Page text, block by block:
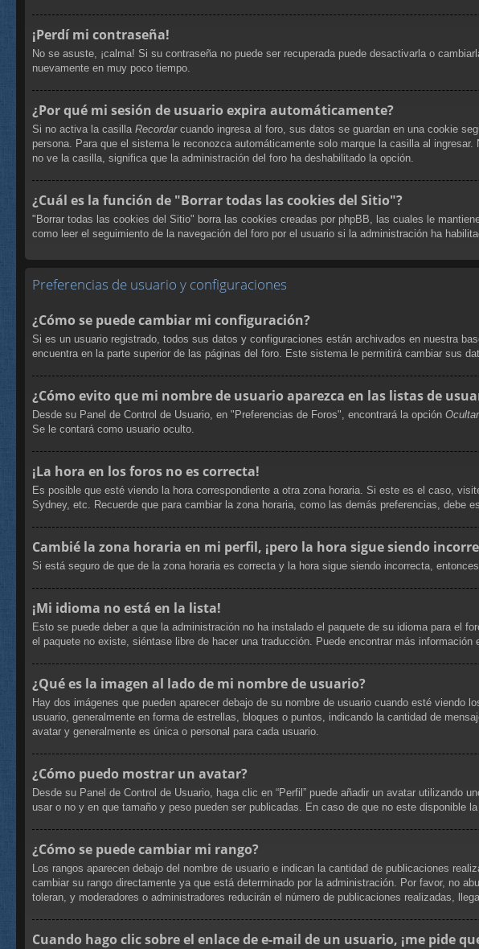
¡Perdí mi contraseña!
No se asuste, ¡calma! Si su contraseña no puede ser recuperada puede desactivarla o
nuevamente en muy poco tiempo.
¿Por qué mi sesión de usuario expira automáticamente?
Si no activa la casilla Recordarcuando ingresa al foro, sus datos se guardan en una cookie
persona. Para que el sistema le reconozca automáticamente solo marque la casilla al
no ve la casilla, significa que la administración del foro ha deshabilitado la opción.
¿Cuál es la función de "Borrar todas las cookies del Sitio"?
"Borrar todas las cookies del Sitio" borra las cookies creadas por phpBB, las cuales le
como leer el seguimiento de la navegación del foro por el usuario si la administración ha
Preferencias de usuario y configuraciones
¿Cómo se puede cambiar mi configuración?
Si es un usuario registrado, todos sus datos y configuraciones están archivados en nuestra
encuentra en la parte superior de las páginas del foro. Este sistema le permitirá cambiar sus
¿Cómo evito que mi nombre de usuario aparezca en las listas de
Desde su Panel de Control de Usuario, en "Preferencias de Foros", encontrará la opción
Se le contará como usuario oculto.
¡La hora en los foros no es correcta!
Es posible que esté viendo la hora correspondiente a otra zona horaria. Si este es el caso,
Sydney, etc. Recuerde que para cambiar la zona horaria, como las demás preferencias, debe
Cambié la zona horaria en mi perfil, ¡pero la hora sigue siendo
Si está seguro de que de la zona horaria es correcta y la hora sigue siendo incorrecta,
¡Mi idioma no está en la lista!
Esto se puede deber a que la administración no ha instalado el paquete de su idioma para el
el paquete no existe, siéntase libre de hacer una traducción. Puede encontrar más información
¿Qué es la imagen al lado de mi nombre de usuario?
Hay dos imágenes que pueden aparecer debajo de su nombre de usuario cuando esté
usuario, generalmente en forma de estrellas, bloques o puntos, indicando la cantidad de
avatar y generalmente es única o personal para cada usuario.
¿Cómo puedo mostrar un avatar?
Desde su Panel de Control de Usuario, haga clic en “Perfil” puede añadir un avatar
usar o no y en que tamaño y peso pueden ser publicadas. En caso de que no este disponible
¿Cómo se puede cambiar mi rango?
Los rangos aparecen debajo del nombre de usuario e indican la cantidad de publicaciones
cambiar su rango directamente ya que está determinado por la administración. Por favor, no
toleran, y moderadores o administradores reducirán el número de publicaciones realizadas,
Cuando hago clic sobre el enlace de e-mail de un usuario, ¡me pide